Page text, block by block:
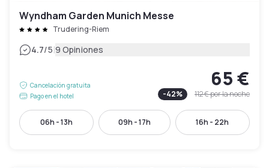
Wyndham Garden Munich Messe
Trudering-Riem
4.7/5|9 Opiniones
Cancelación gratuita
Pago en el hotel
65 €
-42% 112 €por la noche
06h - 13h 09h - 17h 16h - 22h